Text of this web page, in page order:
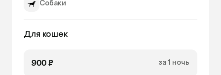
Собаки
Для кошек
900 ₽ за 1 ночь